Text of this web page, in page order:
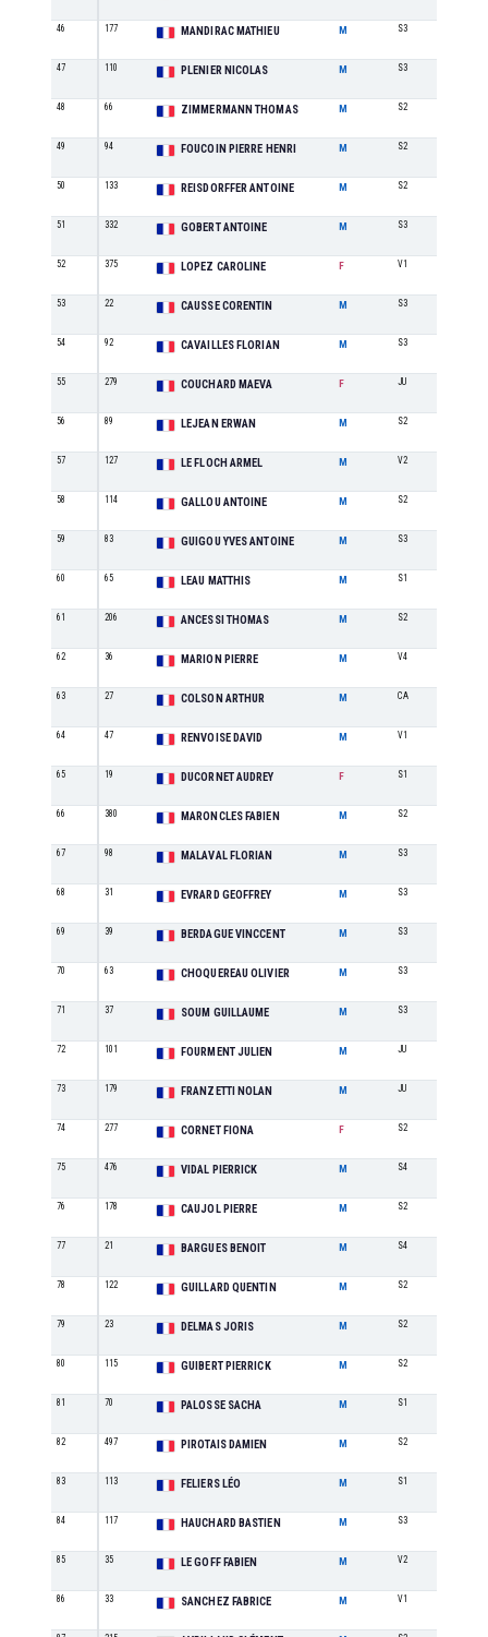
46 177 MANDIRAC MATHIEU M S3
47 110 PLENIER NICOLAS M S3
48 66 ZIMMERMANN THOMAS M S2
49 94 FOUCOIN PIERRE HENRI M S2
50 133 REISDORFFER ANTOINE M S2
51 332 GOBERT ANTOINE M S3
52 375 LOPEZ CAROLINE F V1
53 22 CAUSSE CORENTIN M S3
54 92 CAVAILLES FLORIAN M S3
55 279 COUCHARD MAEVA F JU
56 89 LEJEAN ERWAN M S2
57 127 LE FLOCH ARMEL M V2
58 114 GALLOU ANTOINE M S2
59 83 GUIGOU YVES ANTOINE M S3
60 65 LEAU MATTHIS M S1
61 206 ANCESSI THOMAS M S2
62 36 MARION PIERRE M V4
63 27 COLSON ARTHUR M CA
64 47 RENVOISE DAVID M V1
65 19 DUCORNET AUDREY F S1
66 380 MARONCLES FABIEN M S2
67 98 MALAVAL FLORIAN M S3
68 31 EVRARD GEOFFREY M S3
69 39 BERDAGUE VINCCENT M S3
70 63 CHOQUEREAU OLIVIER M S3
71 37 SOUM GUILLAUME M S3
72 101 FOURMENT JULIEN M JU
73 179 FRANZETTI NOLAN M JU
74 277 CORNET FIONA F S2
75 476 VIDAL PIERRICK M S4
76 178 CAUJOL PIERRE M S2
77 21 BARGUES BENOIT M S4
78 122 GUILLARD QUENTIN M S2
79 23 DELMAS JORIS M S2
80 115 GUIBERT PIERRICK M S2
81 70 PALOSSE SACHA M S1
82 497 PIROTAIS DAMIEN M S2
83 113 FELIERS LÉO M S1
84 117 HAUCHARD BASTIEN M S3
85 35 LE GOFF FABIEN M V2
86 33 SANCHEZ FABRICE M V1